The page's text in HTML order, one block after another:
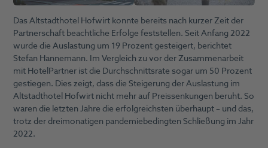
Das Altstadthotel Hofwirt konnte bereits nach kurzer Zeit der
Partnerschaft beachtliche Erfolge feststellen. Seit Anfang 2022
wurde die Auslastung um 19 Prozent gesteigert, berichtet
Stefan Hannemann. Im Vergleich zu vor der Zusammenarbeit
mit HotelPartner ist die Durchschnittsrate sogar um 50 Prozent
gestiegen. Dies zeigt, dass die Steigerung der Auslastung im
Altstadthotel Hofwirt nicht mehr auf Preissenkungen beruht. So
waren die letzten Jahre die erfolgreichsten überhaupt – und das,
trotz der dreimonatigen pandemiebedingten Schließung im Jahr
2022.